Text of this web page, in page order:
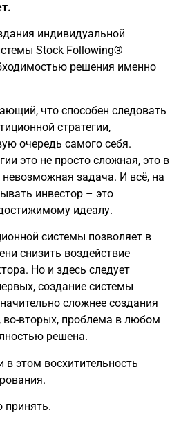
индивидуальной
Stock Following®
решения именно
что способен следовать
стратегии,
очередь самого себя.
это не просто сложная, это в
задача. И всё, на
инвестор – это
идеалу.
системы позволяет в
снизить воздействие
Но и здесь следует
создание системы
сложнее создания
во-вторых, проблема в любом
решена.
в этом восхитительность
принять.